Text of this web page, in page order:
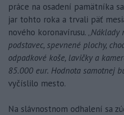
práce na osadení pamätníka
jar tohto roka a trvali päť
nového koronavírusu. „Náklady
podstavec, spevnené plochy,
odpadkové koše, lavičky a
85.000 eur. Hodnota samotnej
vyčíslilo mesto.
Na slávnostnom odhalení sa